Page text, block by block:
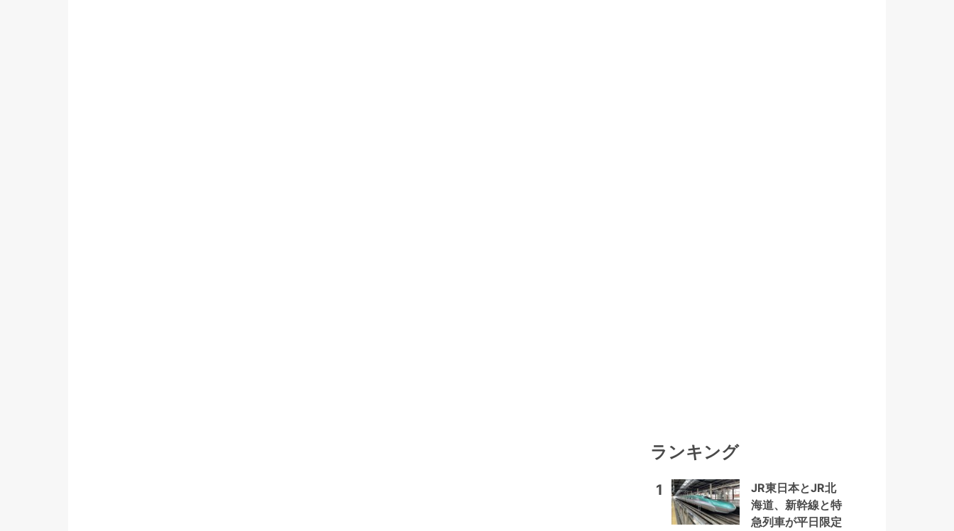
ランキング
1
JR東日本とJR北
海道、新幹線と特
急列車が平日限定